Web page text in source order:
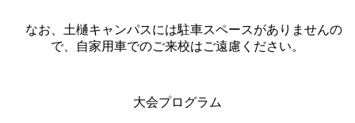
なお、土樋キャンパスには駐車スペースがありませんの
で、自家用車でのご来校はご遠慮ください。
大会プログラム